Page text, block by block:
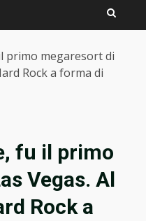
primo megaresort di
Rock a forma di
fu il primo
Vegas. Al
Rock a